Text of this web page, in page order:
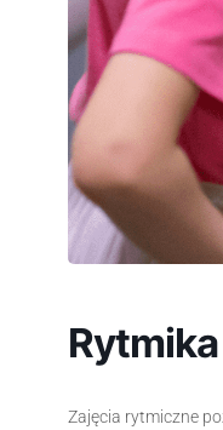
Zajęcia rytmiczne